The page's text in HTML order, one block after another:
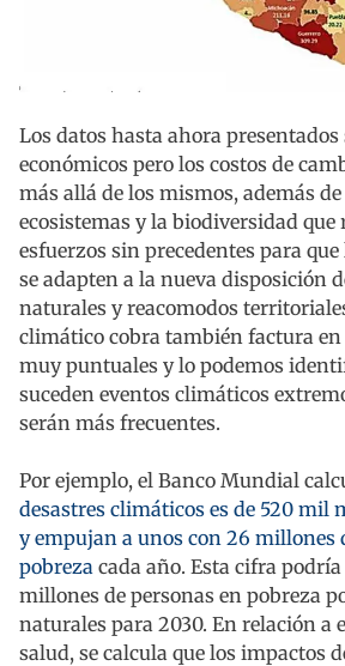
Los datos hasta ahora
económicos pero los costos de
más allá de los mismos, además
ecosistemas y la biodiversidad que
esfuerzos sin precedentes para
se adapten a la nueva disposición
naturales y reacomodos
climático cobra también factura en
muy puntuales y lo podemos
suceden eventos climáticos
serán más frecuentes.
Por ejemplo, el Banco Mundial
desastres climáticos es de 520 mil
y empujan a unos con 26 millones
pobreza cada año. Esta cifra
millones de personas en pobreza
naturales para 2030. En relación a
salud, se calcula que los impactos